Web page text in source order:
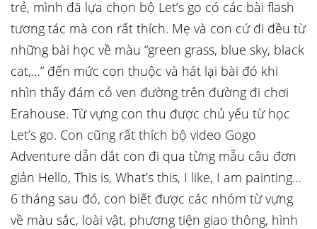
trẻ, mình đã lựa chọn bộ Let’s go có các bài flash
tương tác mà con rất thích. Mẹ và con cứ đi đều từ
những bài học về màu “green grass, blue sky, black
cat,…” đến mức con thuộc và hát lại bài đó khi
nhìn thấy đám cỏ ven đường trên đường đi chơi
Erahouse. Từ vựng con thu được chủ yếu từ học
Let’s go. Con cũng rất thích bộ video Gogo
Adventure dẫn dắt con đi qua từng mẫu câu đơn
giản Hello, This is, What’s this, I like, I am painting…
6 tháng sau đó, con biết được các nhóm từ vựng
về màu sắc, loài vật, phương tiện giao thông, hình